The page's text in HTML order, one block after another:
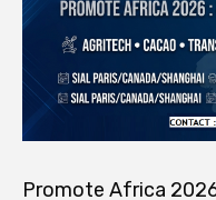
Promote Africa